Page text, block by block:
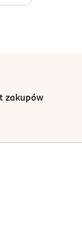
zakupów